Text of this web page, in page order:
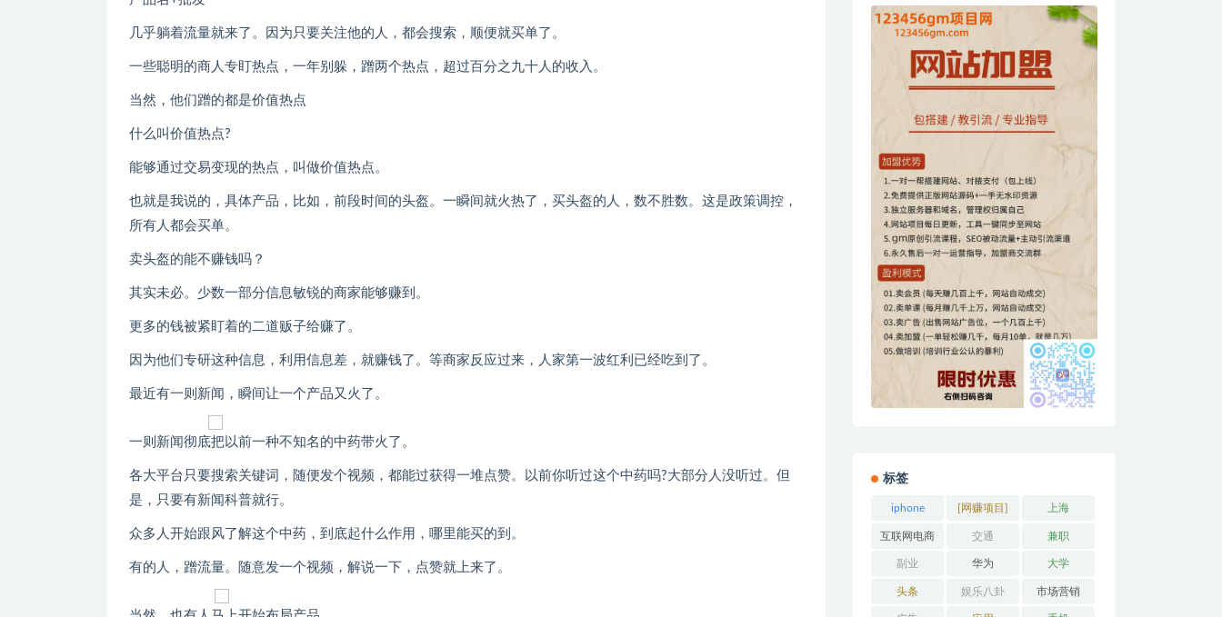
几乎躺着流量就来了。因为只要关注他的人，都会搜索，顺便就买单了。
一些聪明的商人专盯热点，一年别躲，蹭两个热点，超过百分之九十人的收入。
当然，他们蹭的都是价值热点
什么叫价值热点?
能够通过交易变现的热点，叫做价值热点。
也就是我说的，具体产品，比如，前段时间的头盔。一瞬间就火热了，买头盔的人，数不胜数。这是政策调控，
所有人都会买单。
卖头盔的能不赚钱吗？
其实未必。少数一部分信息敏锐的商家能够赚到。
更多的钱被紧盯着的二道贩子给赚了。
因为他们专研这种信息，利用信息差，就赚钱了。等商家反应过来，人家第一波红利已经吃到了。
最近有一则新闻，瞬间让一个产品又火了。
一则新闻彻底把以前一种不知名的中药带火了。
各大平台只要搜索关键词，随便发个视频，都能过获得一堆点赞。以前你听过这个中药吗?大部分人没听过。但
是，只要有新闻科普就行。
众多人开始跟风了解这个中药，到底起什么作用，哪里能买的到。
有的人，蹭流量。随意发一个视频，解说一下，点赞就上来了。
标签
iphone [网赚项目] 上海
互联网电商 交通 兼职
副业 华为 大学
头条 娱乐八卦 市场营销